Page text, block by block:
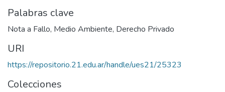
Palabras clave
Nota a Fallo, Medio Ambiente, Derecho Privado
URI
https://repositorio.21.edu.ar/handle/ues21/25323
Colecciones